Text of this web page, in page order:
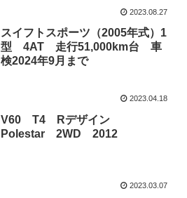
2023.08.27
スイフトスポーツ（2005年式）1
型 4AT 走行51,000km台 車
検2024年9月まで
2023.04.18
V60 T4 Rデザイン
Polestar 2WD 2012
2023.03.07